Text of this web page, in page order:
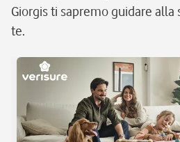
Giorgis ti sapremo guidare
te.